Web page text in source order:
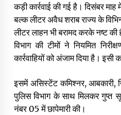
6 साल में पीएम
संसद में दी
07/08/
हिमालयन
06/08/
कड़ी कार्रवाई की गई है। दिसंबर
बल्क लीटर अवैध शराब राज्य के
लीटर लाहन भी बरामद करके नष्ट की
विभाग की टीमों ने नियमित
कार्रवाहियों को अंजाम दिया है।
इसमें असिस्टेंट कमिश्नर, आबकारी,
पुलिस विभाग के साथ मिलकर गुप्त
नंबर 05 में छापेमारी की।